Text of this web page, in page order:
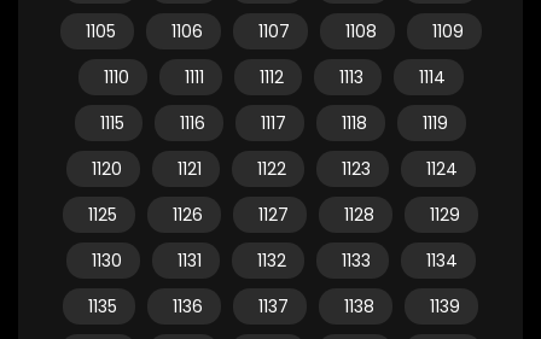
1105
1106 1107 1108
1109
1110
1111 1112 1113
1114
1115
1116 1117 1118
1119
1120
1121 1122 1123
1124
1125
1126 1127 1128
1129
1130
1131 1132 1133
1134
1135
1136 1137 1138
1139